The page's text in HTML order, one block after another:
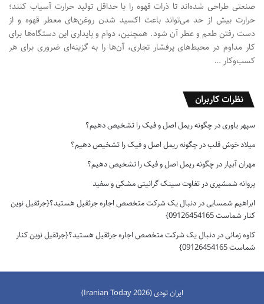
صنعتی طراحی شده‌اند تا ذرات قهوه را با حداقل تولید حرارت آسیاب کنند؛
حرارت بیش از حد می‌تواند باعث اکسید شدن روغن‌های معطر قهوه و از
دست رفتن طعم و عطر آن شود. همچنین، دوام و پایداری این دستگاه‌ها برای
کار مداوم در محیط‌های پرفشار تجاری، آن‌ها را به گزینه‌ای ضروری برای هر
کسب‌وکار …
نظرات کاربران
سپهر یاوریدر چگونه ریمل اصل و فیک را تشخیص دهیم؟
میلاد خوش قلبدر چگونه ریمل اصل و فیک را تشخیص دهیم؟
مهران آبیار در چگونه ریمل اصل و فیک را تشخیص دهیم؟
پروانه شمشیریدر تفاوت سینک گرانیتی مشکی و سفید
ابراهیم شمساییدر دنبال یک شرکت متخصص اجاره جرثقیل هستید؟{جرثقیل نوین
کنار شماست 09126454165}
کاوه زمانیدر دنبال یک شرکت متخصص اجاره جرثقیل هستید؟{جرثقیل نوین کنار
شماست 09126454165}
ایران تودی (Iranian Today 2026)